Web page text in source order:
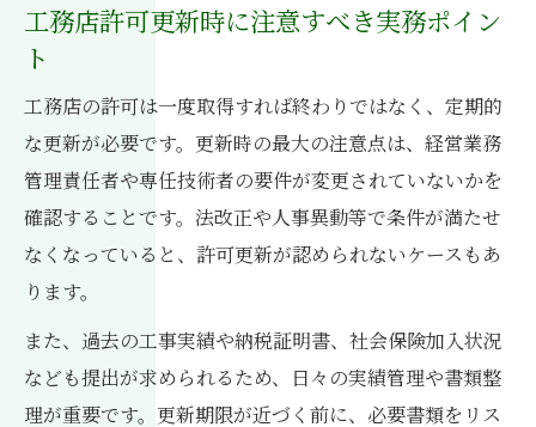
工務店許可更新時に注意すべき実務ポイン
ト
工務店の許可は一度取得すれば終わりではなく、定期的
な更新が必要です。更新時の最大の注意点は、経営業務
管理責任者や専任技術者の要件が変更されていないかを
確認することです。法改正や人事異動等で条件が満たせ
なくなっていると、許可更新が認められないケースもあ
ります。
また、過去の工事実績や納税証明書、社会保険加入状況
なども提出が求められるため、日々の実績管理や書類整
理が重要です。更新期限が近づく前に、必要書類をリス